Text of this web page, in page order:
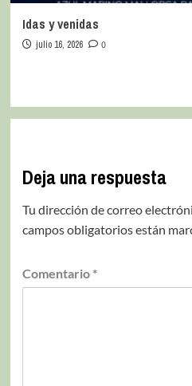
Idas y venidas
julio 16, 2026 0
Deja una respuesta
Tu dirección de correo
campos obligatorios están
Comentario *